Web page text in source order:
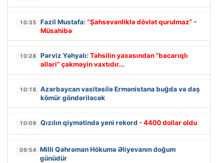
10:35 Fazil Mustafa: “Şahsevənliklə dövlət qurulmaz” -
Müsahibə
10:28 Pərviz Yəhyalı: Təhsilin yaxasından “bacarıqlı
əlləri” çəkməyin vaxtıdır...
10:18
Azərbaycan vasitəsilə Ermənistana buğda və daş
kömür göndəriləcək
10:09 Qızılın qiymətində yeni rekord - 4400 dollar oldu
09:54 Milli Qəhrəman Hökumə Əliyevanın doğum
günüdür